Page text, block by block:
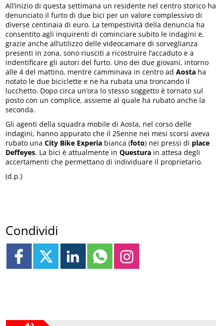
All’inizio di questa settimana un residente nel centro storico ha
denunciato il furto di due bici per un valore complessivo di
diverse centinaia di euro. La tempestività della denuncia ha
consentito agli inquirenti di cominciare subito le indagini e,
grazie anche all’utilizzo delle videocamare di sorveglianza
presenti in zona, sono riusciti a ricostruire l’accaduto e a
indentificare gli autori del furto. Uno dei due giovani, intorno
alle 4 del mattino, mentre camminava in centro adAosta ha
notato le due biciclette e ne ha rubata una troncando il
lucchetto. Dopo circa un’ora lo stesso soggetto è tornato sul
posto con un complice, assieme al quale ha rubato anche la
seconda.
Gli agenti della squadra mobile di Aosta, nel corso delle
indagini, hanno appurato che il 25enne nei mesi scorsi aveva
rubato unaCity Bike Experia bianca (foto) nei pressi di place
Deffeyes. La bici è attualmente inQuestura in attesa degli
accertamenti che permettano di individuare il proprietario.
(d.p.)
Condividi